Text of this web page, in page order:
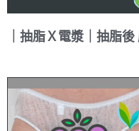
｜抽脂Ｘ電漿｜抽脂